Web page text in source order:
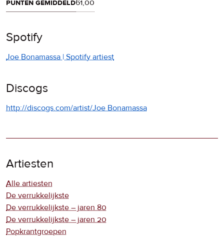
punten gemiddeld61,00
Spotify
Joe Bonamassa | Spotify artiest
Discogs
http://discogs.com/artist/Joe Bonamassa
Artiesten
Alle artiesten
De verrukkelijkste
De verrukkelijkste – jaren 80
De verrukkelijkste – jaren 20
Popkrantgroepen